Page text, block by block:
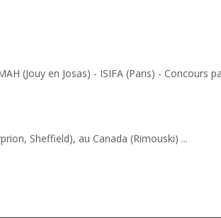
(Jouy en Josas) - ISIFA (Paris) - Concours
Sheffield), au Canada (Rimouski) ...